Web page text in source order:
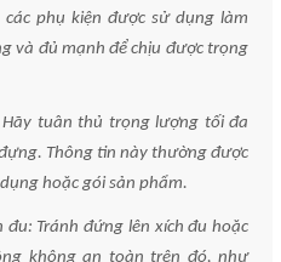
phụ kiện được sử dụng làm
và đủ mạnh để chịu được trọng
tuân thủ trọng lượng tối đa
Thông tin này thường được
hoặc gói sản phẩm.
đu: Tránh đứng lên xích đu hoặc
không an toàn trên đó, như